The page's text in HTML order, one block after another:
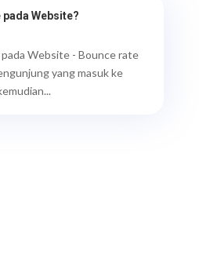
pada Website?
Website - Bounce rate
yang masuk ke